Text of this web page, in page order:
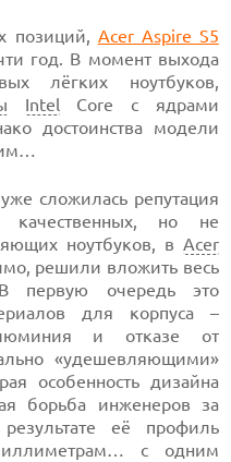
позиций, Acer Aspire S5
год. В момент выхода
лёгких ноутбуков,
Intel Core с ядрами
достоинства модели
сложилась репутация
качественных, но не
ноутбуков, в Acer
решили вложить весь
первую очередь это
для корпуса –
и отказе от
«удешевляющими»
особенность дизайна
борьба инженеров за
её профиль
с одним